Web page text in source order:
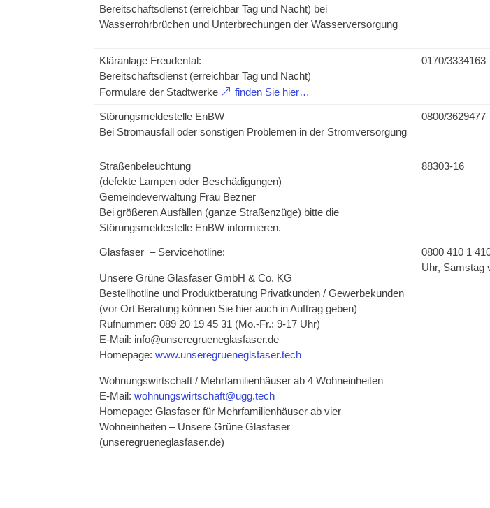
Bereitschaftsdienst (erreichbar Tag und Nacht) bei
Wasserrohrbrüchen und Unterbrechungen der Wasserversorgung
Kläranlage Freudental:
Bereitschaftsdienst (erreichbar Tag und Nacht)
Formulare der Stadtwerke
finden Sie hier…
0170/3334163
Störungsmeldestelle EnBW
Bei Stromausfall oder sonstigen Problemen in der Stromversorgung
0800/3629477
Straßenbeleuchtung
(defekte Lampen oder Beschädigungen)
Gemeindeverwaltung Frau Bezner
Bei größeren Ausfällen (ganze Straßenzüge) bitte die
Störungsmeldestelle EnBW informieren.
88303-16
Glasfaser – Servicehotline:
Unsere Grüne Glasfaser GmbH & Co. KG
Bestellhotline und Produktberatung Privatkunden / Gewerbekunden
(vor Ort Beratung können Sie hier auch in Auftrag geben)
Rufnummer: 089 20 19 45 31 (Mo.-Fr.: 9-17 Uhr)
E-Mail: info@unseregrueneglasfaser.de
Homepage:www.unseregrueneglsfaser.tech
Wohnungswirtschaft / Mehrfamilienhäuser ab 4 Wohneinheiten
E-Mail:wohnungswirtschaft@ugg.tech
Homepage: Glasfaser für Mehrfamilienhäuser ab vier
Wohneinheiten – Unsere Grüne Glasfaser
(unseregrueneglasfaser.de)
0800 410 1
Uhr, Samstag